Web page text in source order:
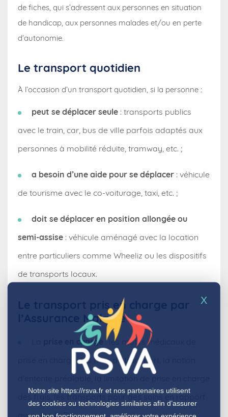
de fiches, qui s’adressent aux personnes en situation
de handicap, aux personnes malades et/ou en perte
d’autonomie.
Le transport quotidien
À l’occasion d’un transport quotidien, si la personne :
peut se déplacer seule : transports publics
avec le train, car, bus de ville parfois adaptés aux
personnes à mobilité réduite, tramway, etc. ;
a besoin d’une aide pour se déplacer : véhicule
de tourisme avec le co-voiturage, taxi, etc. ;
doit se déplacer en position allongée ou
semi-assise : véhicule aménagé avec la location
entre particuliers comme Wheeliz ou les dispositifs
de transports locaux.
Le transport pris en charge par
l’Assurance Maladie
prise en charge : les motifs médicaux de
prise en charge des frais de transport, la notion
des frais, les transports pour des soins en rapport
avec une ALD.
X
Notre site https://rsva.fret nos partenaires utilisent
des cookies ou technologies similaires afin d’assurer